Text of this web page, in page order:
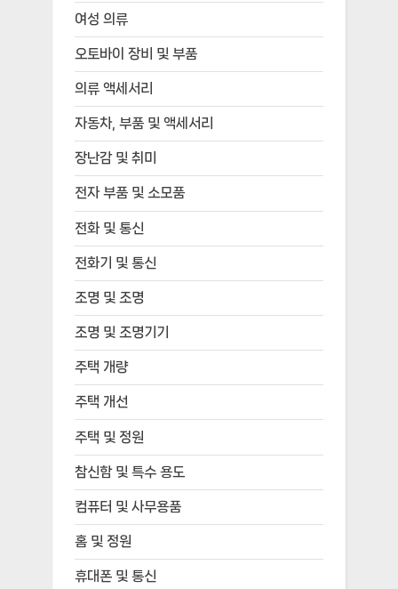
여성 의류
오토바이 장비 및 부품
의류 액세서리
자동차, 부품 및 액세서리
장난감 및 취미
전자 부품 및 소모품
전화 및 통신
전화기 및 통신
조명 및 조명
조명 및 조명기기
주택 개량
주택 개선
주택 및 정원
참신함 및 특수 용도
컴퓨터 및 사무용품
홈 및 정원
휴대폰 및 통신